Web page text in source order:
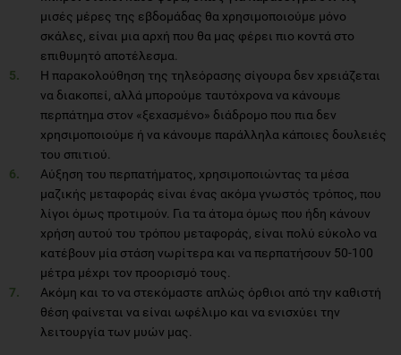
μισές μέρες της εβδομάδας θα χρησιμοποιούμε μόνο
σκάλες, είναι μια αρχή που θα μας φέρει πιο κοντά στο
επιθυμητό αποτέλεσμα.
Η παρακολούθηση της τηλεόρασης σίγουρα δεν χρειάζεται
να διακοπεί, αλλά μπορούμε ταυτόχρονα να κάνουμε
περπάτημα στον «ξεχασμένο» διάδρομο που πια δεν
χρησιμοποιούμε ή να κάνουμε παράλληλα κάποιες δουλειές
του σπιτιού.
Αύξηση του περπατήματος, χρησιμοποιώντας τα μέσα
μαζικής μεταφοράς είναι ένας ακόμα γνωστός τρόπος, που
λίγοι όμως προτιμούν. Για τα άτομα όμως που ήδη κάνουν
χρήση αυτού του τρόπου μεταφοράς, είναι πολύ εύκολο να
κατέβουν μία στάση νωρίτερα και να περπατήσουν 50-100
μέτρα μέχρι τον προορισμό τους.
Ακόμη και το να στεκόμαστε απλώς όρθιοι από την καθιστή
θέση φαίνεται να είναι ωφέλιμο και να ενισχύει την
λειτουργία των μυών μας.